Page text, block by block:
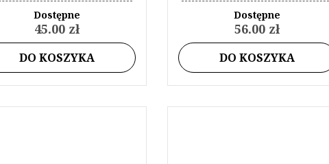
Dostępne
45.00 zł
DO KOSZYKA
JAPAN
Dostępne
56.00 zł
DO KOSZYKA